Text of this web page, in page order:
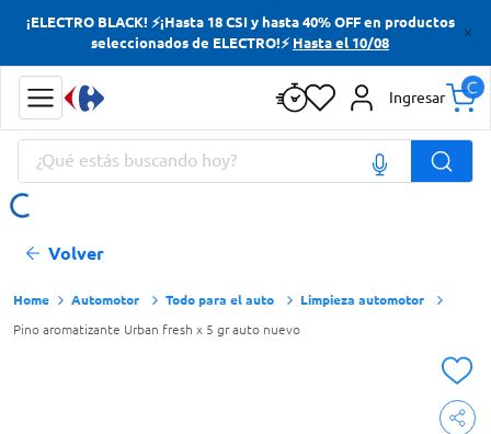
¡ELECTRO BLACK! ⚡¡Hasta 18 CSI y hasta 40% OFF en productos
seleccionados de ELECTRO!⚡ Hasta el 10/08
Ingresar
¿Qué estás buscando hoy?
Volver
Automotor Todo para el auto Limpieza automotor
Pino aromatizante Urban fresh x 5 gr auto nuevo
Términos más buscados
Yerba
Cerveza
Doves
Términos más buscados
Yerba
Cerveza
Doves
Jabon Tocador